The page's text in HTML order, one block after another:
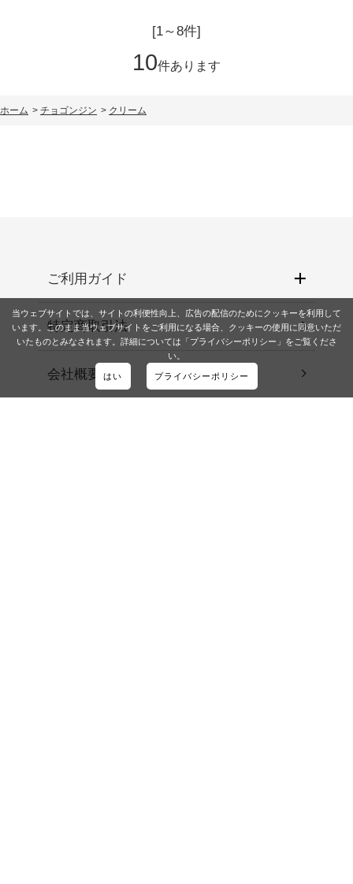
当ウェブサイトでは、サイトの利便性向上、広告の配信のためにクッキーを利用して
います。このまま当ウェブサイトをご利用になる場合、クッキーの使用に同意いただ
いたものとみなされます。詳細については「プライバシーポリシー」をご覧くださ
い。
はい プライバシーポリシー
[1～8件]
10件あります
ホーム > チョゴンジン > クリーム
ご利用ガイド
特定商取引法
会社概要